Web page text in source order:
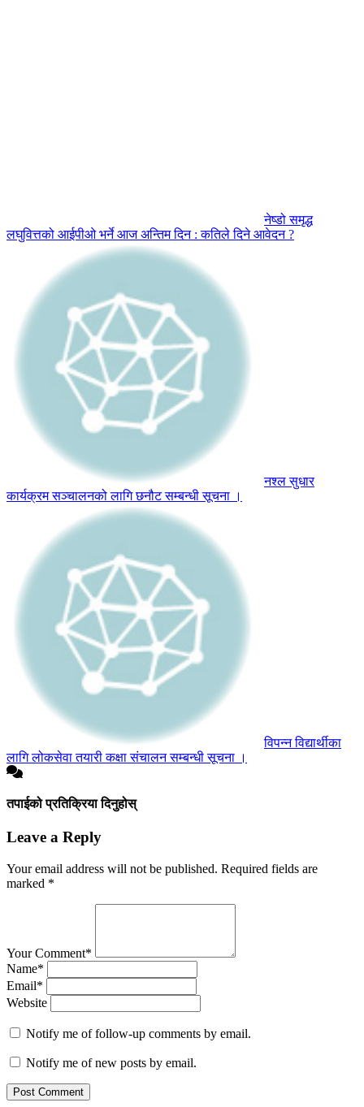
नेष्डो समृद्ध
लघुवित्तको आईपीओ भर्ने आज अन्तिम दिन : कतिले दिने आवेदन ?
नश्ल सुधार
कार्यक्रम सञ्चालनको लागि छनौट सम्बन्धी सूचना ।
विपन्न विद्यार्थीका
लागि लोकसेवा तयारी कक्षा संचालन सम्बन्धी सूचना ।
तपाईको प्रतिक्रिया दिनुहोस्
Leave a Reply
Your email address will not be published. Required fields are
marked *
Your Comment*
Name*
Email*
Website
Notify me of follow-up comments by email.
Notify me of new posts by email.